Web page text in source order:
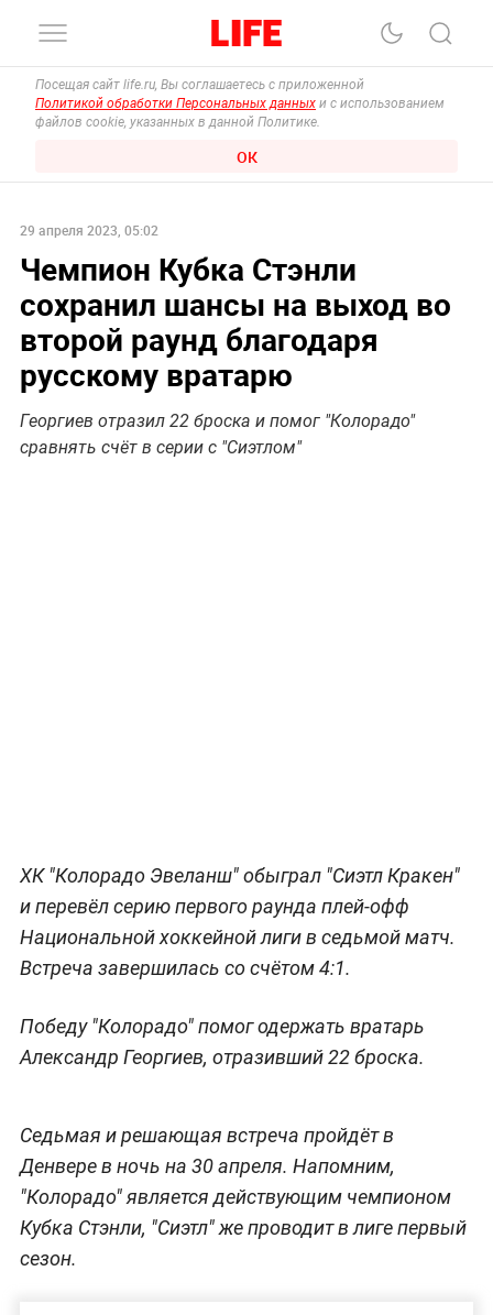
Посещая сайт life.ru, Вы соглашаетесь с приложенной
Политикой обработки Персональных данных и с использованием
файлов cookie, указанных в данной Политике.
ОК
29 апреля 2023, 05:02
Чемпион Кубка Стэнли
сохранил шансы на выход во
второй раунд благодаря
русскому вратарю
Георгиев отразил 22 броска и помог "Колорадо"
сравнять счёт в серии с "Сиэтлом"
ХК "Колорадо Эвеланш" обыграл "Сиэтл Кракен"
и перевёл серию первого раунда плей-офф
Национальной хоккейной лиги в седьмой матч.
Встреча завершилась со счётом 4:1.
Победу "Колорадо" помог одержать вратарь
Александр Георгиев, отразивший 22 броска.
Седьмая и решающая встреча пройдёт в
Денвере в ночь на 30 апреля. Напомним,
"Колорадо" является действующим чемпионом
Кубка Стэнли, "Сиэтл" же проводит в лиге первый
сезон.